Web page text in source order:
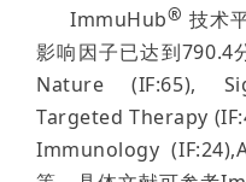
ImmuHub® 技术
影响因子已达到790.4
Nature (IF:65),
Targeted Therapy
Immunology